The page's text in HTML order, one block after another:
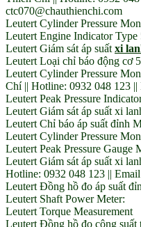
ctc070@chauthienchi.com
Leutert Cylinder Pressure
Leutert Engine Indicator Type
Leutert Giám sát áp suất xi
Leutert Loại chỉ báo động cơ
Leutert Cylinder Pressure
Chí || Hotline: 0932 048 123
Leutert Peak Pressure
Leutert Giám sát áp suất xi
Leutert Chỉ báo áp suất đỉnh
Leutert Cylinder Pressure
Leutert Peak Pressure Gauge
Leutert Giám sát áp suất xi
Hotline: 0932 048 123 ||
Leutert Đồng hồ đo áp suất
Leutert Shaft Power Meter:
Leutert Torque Measurement
Leutert Đồng hồ đo công suất